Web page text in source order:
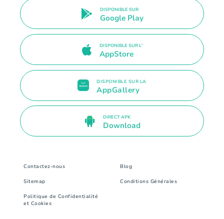
DISPONIBLE SUR
Google Play
DISPONIBLE SUR L'
AppStore
DISPONIBLE SUR LA
AppGallery
DIRECT APK
Download
Contactez-nous Blog
Sitemap Conditions Générales
Politique de Confidentialité
et Cookies